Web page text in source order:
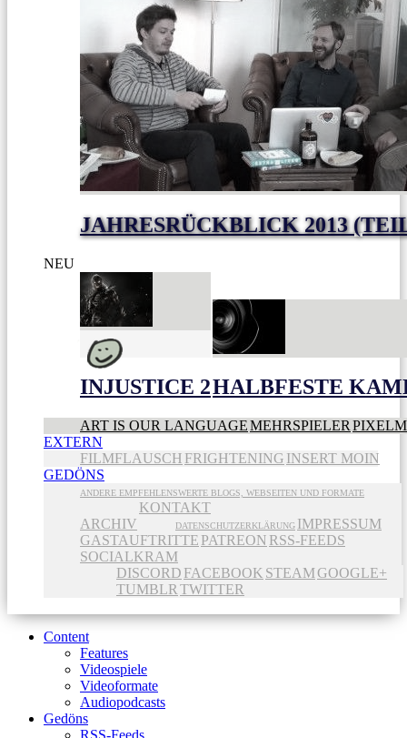
JAHRESRÜCKBLICK 2013
NEU
INJUSTICE 2HALBFESTE
ART IS OUR LANGUAGEMEHRSPIELER
EXTERN
FILMFLAUSCH FRIGHTENING INSERT MOIN
GEDÖNS
ANDERE EMPFEHLENSWERTE BLOGS, WEBSEITEN UND FORMATE
ARCHIV
KONTAKT
DATENSCHUTZERKLÄRUNG IMPRESSUM
GASTAUFTRITTE PATREON RSS-FEEDS
SOCIALKRAM
DISCORD FACEBOOK STEAMGOOGLE+
TUMBLR TWITTER
Content
Features
Videospiele
Videoformate
Audiopodcasts
Gedöns